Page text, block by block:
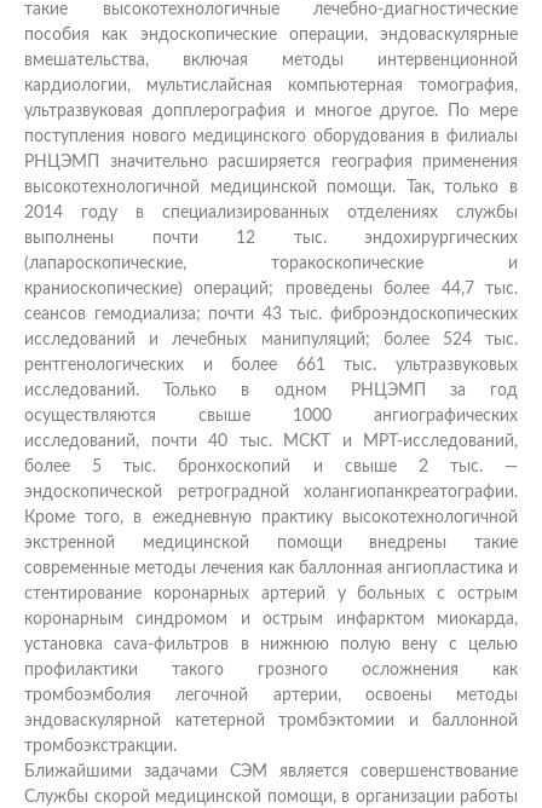
такие высокотехнологичные лечебно-диагностические
пособия как эндоскопические операции, эндоваскулярные
вмешательства, включая методы интервенционной
кардиологии, мультислайсная компьютерная томография,
ультразвуковая допплерография и многое другое. По мере
поступления нового медицинского оборудования в филиалы
РНЦЭМП значительно расширяется география применения
высокотехнологичной медицинской помощи. Так, только в
2014 году в специализированных отделениях службы
выполнены почти 12 тыс. эндохирургических
(лапароскопические, торакоскопические и
краниоскопические) операций; проведены более 44,7 тыс.
сеансов гемодиализа; почти 43 тыс. фиброэндоскопических
исследований и лечебных манипуляций; более 524 тыс.
рентгенологических и более 661 тыс. ультразвуковых
исследований. Только в одном РНЦЭМП за год
осуществляются свыше 1000 ангиографических
исследований, почти 40 тыс. МСКТ и МРТ-исследований,
более 5 тыс. бронхоскопий и свыше 2 тыс. —
эндоскопической ретроградной холангиопанкреатографии.
Кроме того, в ежедневную практику высокотехнологичной
экстренной медицинской помощи внедрены такие
современные методы лечения как баллонная ангиопластика и
стентирование коронарных артерий у больных с острым
коронарным синдромом и острым инфарктом миокарда,
установка cava-фильтров в нижнюю полую вену с целью
профилактики такого грозного осложнения как
тромбоэмболия легочной артерии, освоены методы
эндоваскулярной катетерной тромбэктомии и баллонной
тромбоэкстракции.
Ближайшими задачами СЭМ является совершенствование
Службы скорой медицинской помощи, в организации работы